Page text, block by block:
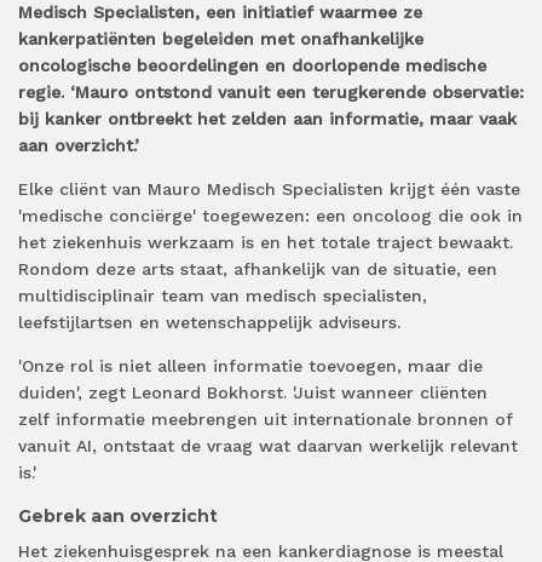
Medisch Specialisten, een initiatief waarmee ze
kankerpatiënten begeleiden met onafhankelijke
oncologische beoordelingen en doorlopende medische
regie. ‘Mauro ontstond vanuit een terugkerende observatie:
bij kanker ontbreekt het zelden aan informatie, maar vaak
aan overzicht.’
Elke cliënt van Mauro Medisch Specialisten krijgt één vaste
'medische conciërge' toegewezen: een oncoloog die ook in
het ziekenhuis werkzaam is en het totale traject bewaakt.
Rondom deze arts staat, afhankelijk van de situatie, een
multidisciplinair team van medisch specialisten,
leefstijlartsen en wetenschappelijk adviseurs.
'Onze rol is niet alleen informatie toevoegen, maar die
duiden', zegt Leonard Bokhorst. 'Juist wanneer cliënten
zelf informatie meebrengen uit internationale bronnen of
vanuit AI, ontstaat de vraag wat daarvan werkelijk relevant
is.'
Gebrek aan overzicht
Het ziekenhuisgesprek na een kankerdiagnose is meestal